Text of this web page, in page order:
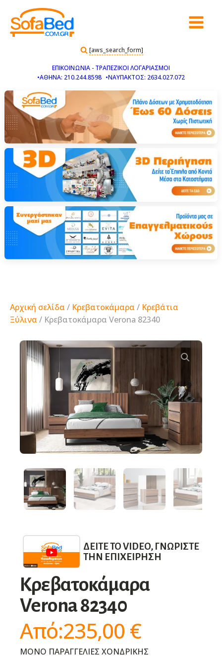
[aws_search_form]
ΕΠΙΚΟΙΝΩΝΙΑ - ΤΡΑΠΕΖΙΚΟΙ ΛΟΓΑΡΙΑΣΜΟΙ
•ΑΘΗΝΑ: 210.244.8598 •ΝΑΥΠΑΚΤΟΣ: 2634.027.072
Αρχική σελίδα / Κρεβατοκάμαρα / Κρεβάτια
Ξύλινα / Κρεβατοκάμαρα Verona 82340
ΔΕΊΤΕ ΤΟ VIDEO, ΓΝΩΡΊΣΤΕ
ΤΗΝ ΕΠΙΧΕΊΡΗΣΗ
Κρεβατοκάμαρα
Verona 82340
Από:235,00 €
ΜΟΝΟ ΠΑΡΑΓΓΕΛΙΕΣ ΧΟΝΔΡΙΚΗΣ